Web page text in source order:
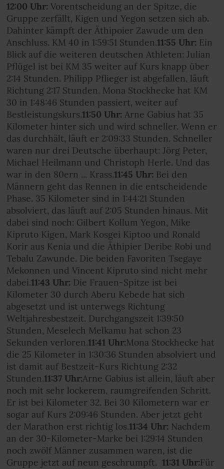
12:00 Uhr: Vorentscheidung an der Spitze, die
Gruppe zerfällt, Kigen und Yegon setzen sich ab.
Dahinter kämpft der Äthipoier Zawude um den
Anschluss. KM 40 in 1:59:51 Stunden.11:55 Uhr: Ein
Blick auf die weiteren deutschen Athleten: Julian
Pflügel ist bei KM 35 weiter auf Kurs knapp über
2:14 Stunden. Philipp Pflieger ist abgefallen, läuft
Richtung 2:17 Stunden. Mona Stockhecke hat KM
30 in 1:48:46 Stunden passiert, weiter auf
Bestleistungskurs.11:50 Uhr: Arne Gabius hat 35
Kilometer hinter sich und wird schneller. Wenn er
das durchhält, läuft er 2:09:33 Stunden. Schneller
waren nur drei Deutsche überhaupt: Jörg Peter,
Michael Heilmann und Christoph Herle. Und das
war in den 80ern ... Krass.11:45 Uhr: Bei den
Männern geht das Rennen in die entscheidende
Phase. 35 Kilometer sind in 1:44:21 Stunden
absolviert, das läuft auf 2:05 Stunden hinaus. Mit
dabei sind noch: Gilbert Kollum Yegon, Mike
Kipruto Kigen, Mark Kosgei Kiptoo und Ronald
Korir aus Kenia und die Äthipier Deribe Robi und
Tebalu Zawunde. Die beiden Favoriten Tsegaye
Mekonnen und Vincent Kipruto sind nicht mehr
dabei.11:43 Uhr: Die Frauen-Spitze ist bei
Kilometer 30 durch Aberu Kebede hat sich
abgesetzt und ist unterwegs Richtung
Weltjahresbestzeit. Durchgangszeit 1:39:50
Stunden, Meselech Melkamu hat schon 23
Sekunden verloren.11:41 Uhr:Mona Stockhecke hat
die 25 Kilometer in 1:30:36 Stunden absolviert und
ist damit auf Bestzeit-Kurs Richtung 2:32
Stunden.11:37 Uhr:Arne Gabius ist allein, läuft aber
noch mit sehr lockerem, raumgreifenden Schritt.
Er ist bei Kilometer 32. Bei 30 Kilometern war er
sogar auf Kurs 2:09:46 Stunden. Aber jetzt geht
der Marathon erst richtig los.11:34 Uhr: Nachdem
an der 30-Kilometer-Marke bei 1:29:14 Stunden
noch zwölf Männer zusammen waren, ist die
Gruppe jetzt auf neun geschrumpft. 11:31 Uhr:Für